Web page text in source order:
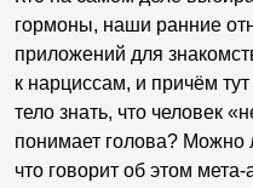
гормоны, наши ранние
приложений для
к нарциссам, и причём
тело знать, что человек
понимает голова? Можно
что говорит об этом